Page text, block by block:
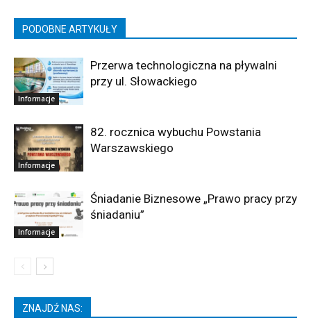
PODOBNE ARTYKUŁY
Informacje
Przerwa technologiczna na pływalni
przy ul. Słowackiego
Informacje
82. rocznica wybuchu Powstania
Warszawskiego
Informacje
Śniadanie Biznesowe „Prawo pracy przy
śniadaniu”
ZNAJDŹ NAS: